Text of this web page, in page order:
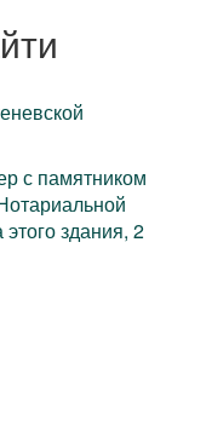
с памятником
здания, 2